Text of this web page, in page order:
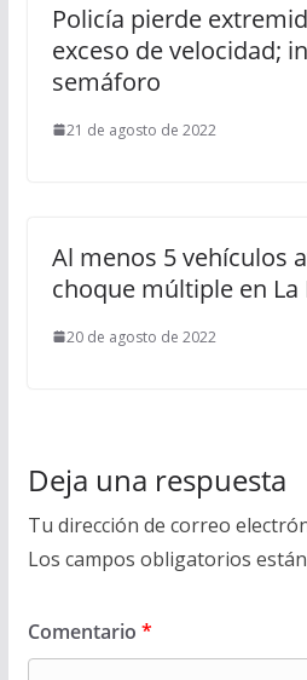
Policía pierde
exceso de velocidad;
semáforo
21 de agosto de 2022
Al menos 5 vehículos
choque múltiple en La
20 de agosto de 2022
Deja una respuesta
Tu dirección de correo
Los campos obligatorios
Comentario *